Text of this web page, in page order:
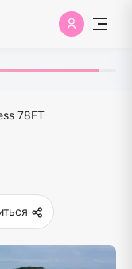
78FT